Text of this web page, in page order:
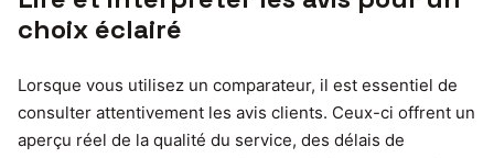
choix éclairé
Lorsque vous utilisez un comparateur, il est essentiel de
consulter attentivement les avis clients. Ceux-ci offrent un
aperçu réel de la qualité du service, des délais de